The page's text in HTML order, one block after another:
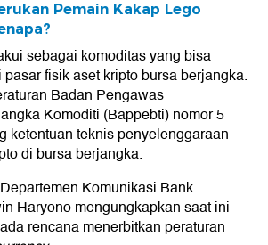
Pemain Kakap Lego
sebagai komoditas yang bisa
fisik aset kripto bursa berjangka.
Badan Pengawas
Komoditi (Bappebti) nomor 5
ketentuan teknis penyelenggaraan
di bursa berjangka.
Komunikasi Bank
Haryono mengungkapkan saat ini
rencana menerbitkan peraturan